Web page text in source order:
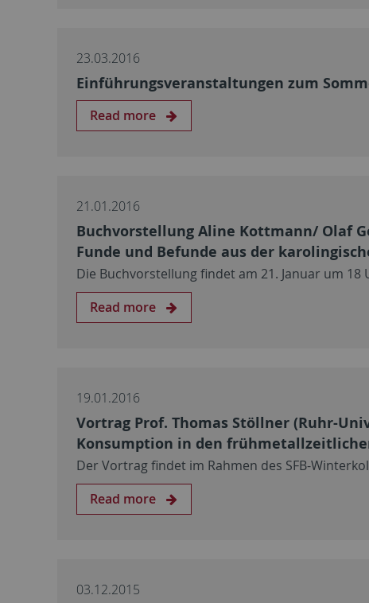
23.03.2016
Einführungsveranstaltungen zum
Read more
21.01.2016
Buchvorstellung Aline Kottmann/ Olaf
Funde und Befunde aus der
Die Buchvorstellung findet am 21. Januar um
Read more
19.01.2016
Vortrag Prof. Thomas Stöllner (Ruhr-
Konsumption in den
Der Vortrag findet im Rahmen des SFB-
Read more
03.12.2015